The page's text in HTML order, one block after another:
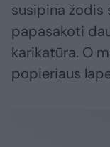
susipina žodis
papasakoti
karikatūra. O
popieriaus